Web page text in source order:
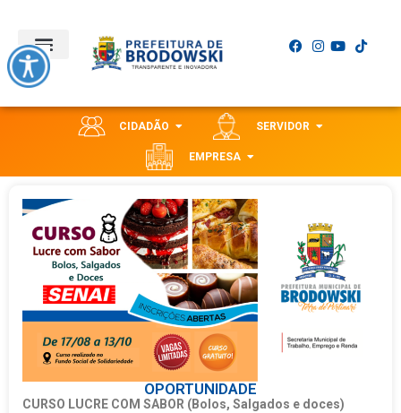
CIDADÃO SERVIDOR
EMPRESA
OPORTUNIDADE
CURSO LUCRE COM SABOR (Bolos, Salgados e doces)